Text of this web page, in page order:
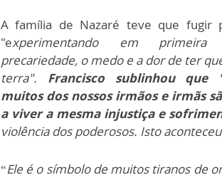
A família de Nazaré teve que fugir
"experimentando em
precariedade, o medo e a dor de ter
terra". Francisco sublinhou que
muitos dos nossos irmãos e irmãs
a viver a mesma injustiça e
violência dos poderosos. Isto
“Ele é o símbolo de muitos tiranos de